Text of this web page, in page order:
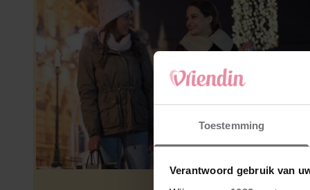
Toestemming
Verantwoord gebruik van
MODE